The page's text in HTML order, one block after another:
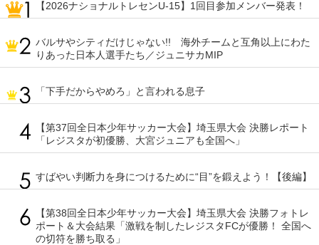
【2026ナショナルトレセンU-15】1回目参加メンバー発表！
バルサやシティだけじゃない!! 海外チームと互角以上にわた
りあった日本人選手たち／ジュニサカMIP
「下手だからやめろ」と言われる息子
【第37回全日本少年サッカー大会】埼玉県大会 決勝レポート
「レジスタが初優勝、大宮ジュニアも全国へ」
すばやい判断力を身につけるために“目”を鍛えよう！【後編】
【第38回全日本少年サッカー大会】埼玉県大会 決勝フォトレ
ポート＆大会結果「激戦を制したレジスタFCが優勝！ 全国へ
の切符を勝ち取る」